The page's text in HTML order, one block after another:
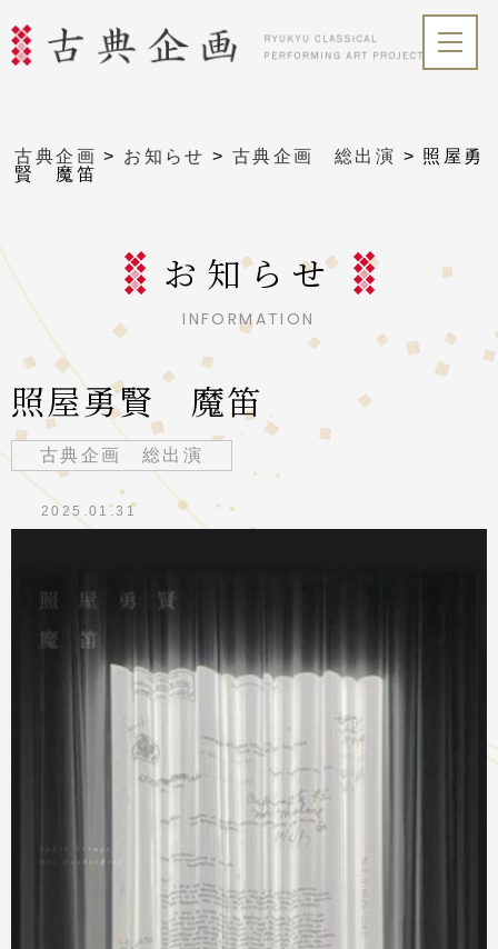
古典企画 > お知らせ >古典企画 総出演 > 照屋勇
賢 魔笛
お知らせ
INFORMATION
照屋勇賢 魔笛
古典企画 総出演
2025.01.31